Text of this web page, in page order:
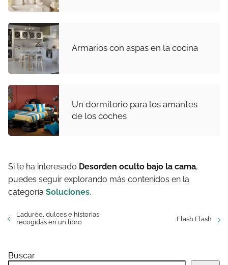
Armarios con aspas en la cocina
Un dormitorio para los amantes
de los coches
Si te ha interesado Desorden oculto bajo la cama,
puedes seguir explorando más contenidos en la
categoría Soluciones.
Ladurée, dulces e historias
recogidas en un libro
Flash Flash
Buscar